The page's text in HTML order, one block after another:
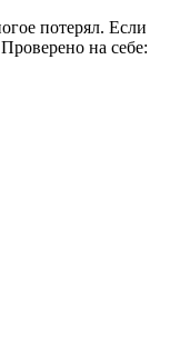
потерял. Если
на себе: